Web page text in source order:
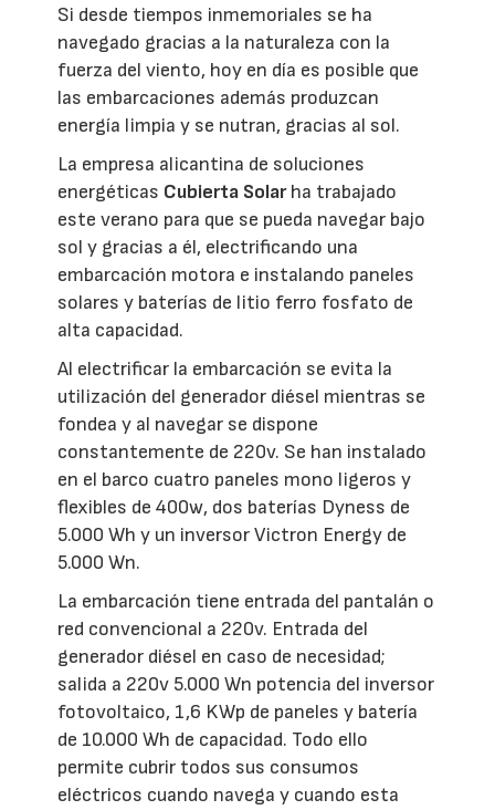
Si desde tiempos inmemoriales se ha
navegado gracias a la naturaleza con la
fuerza del viento, hoy en día es posible que
las embarcaciones además produzcan
energía limpia y se nutran, gracias al sol.
La empresa alicantina de soluciones
energéticas Cubierta Solarha trabajado
este verano para que se pueda navegar bajo
sol y gracias a él, electrificando una
embarcación motora e instalando paneles
solares y baterías de litio ferro fosfato de
alta capacidad.
Al electrificar la embarcación se evita la
utilización del generador diésel mientras se
fondea y al navegar se dispone
constantemente de 220v. Se han instalado
en el barco cuatro paneles mono ligeros y
flexibles de 400w, dos baterías Dyness de
5.000 Wh y un inversor Victron Energy de
5.000 Wn.
La embarcación tiene entrada del pantalán o
red convencional a 220v. Entrada del
generador diésel en caso de necesidad;
salida a 220v 5.000 Wn potencia del inversor
fotovoltaico, 1,6 KWp de paneles y batería
de 10.000 Wh de capacidad. Todo ello
permite cubrir todos sus consumos
eléctricos cuando navega y cuando esta